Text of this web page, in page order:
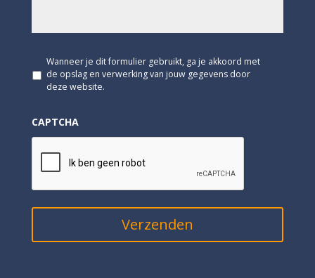
h
e
i
t
*
Wanneer je dit formulier gebruikt, ga je akkoord met
de opslag en verwerking van jouw gegevens door
deze website.
CAPTCHA